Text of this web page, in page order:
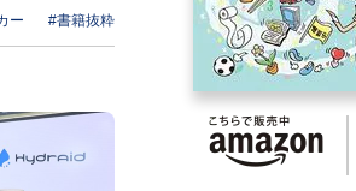
ー #書籍抜粋